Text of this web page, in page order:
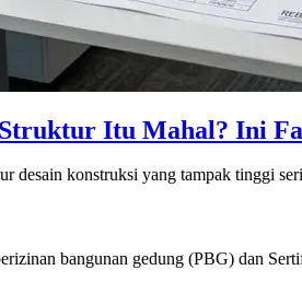
Itu Mahal? Ini
desain konstruksi yang tampak tinggi
bangunan gedung (PBG) dan